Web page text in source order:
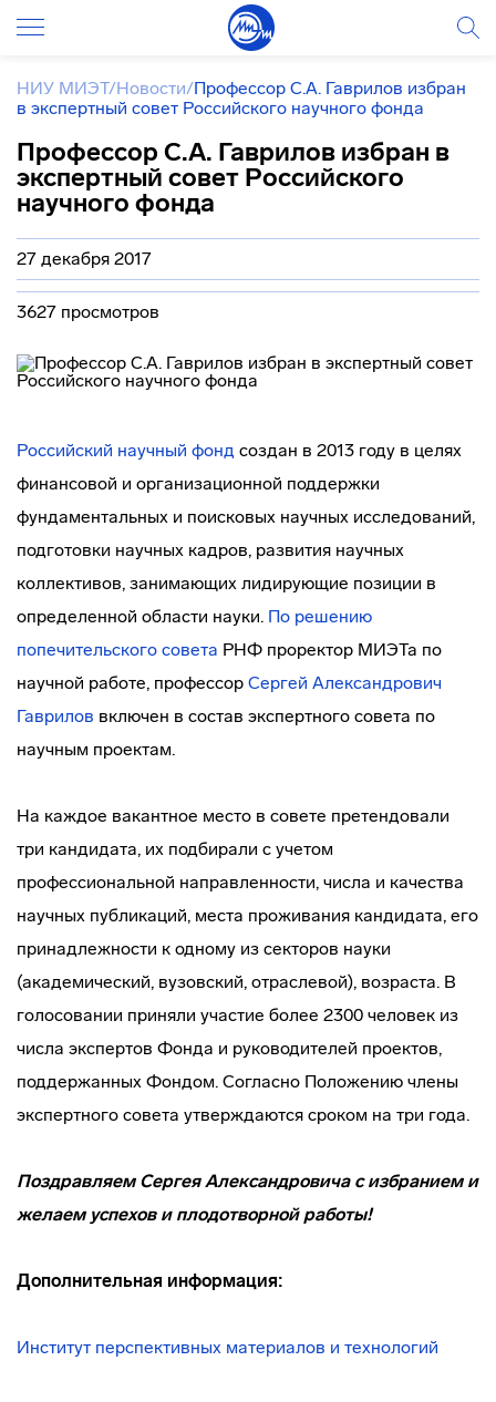
НИУ МИЭТ/Новости/Профессор С.А. Гаврилов избран
в экспертный совет Российского научного фонда
Профессор С.А. Гаврилов избран в
экспертный совет Российского
научного фонда
27 декабря 2017
3627 просмотров
Российский научный фонд создан в 2013 году в целях
финансовой и организационной поддержки
фундаментальных и поисковых научных исследований,
подготовки научных кадров, развития научных
коллективов, занимающих лидирующие позиции в
определенной области науки. По решению
попечительского совета РНФ проректор МИЭТа по
научной работе, профессор Сергей Александрович
Гаврилов включен в состав экспертного совета по
научным проектам.
На каждое вакантное место в совете претендовали
три кандидата, их подбирали с учетом
профессиональной направленности, числа и качества
научных публикаций, места проживания кандидата, его
принадлежности к одному из секторов науки
(академический, вузовский, отраслевой), возраста. В
голосовании приняли участие более 2300 человек из
числа экспертов Фонда и руководителей проектов,
поддержанных Фондом. Согласно Положению члены
экспертного совета утверждаются сроком на три года.
Поздравляем Сергея Александровича с избранием и
желаем успехов и плодотворной работы!
Дополнительная информация:
Институт перспективных материалов и технологий